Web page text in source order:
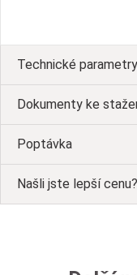
Technické parametry
Dokumenty ke
Poptávka
Našli jste lepší cenu?